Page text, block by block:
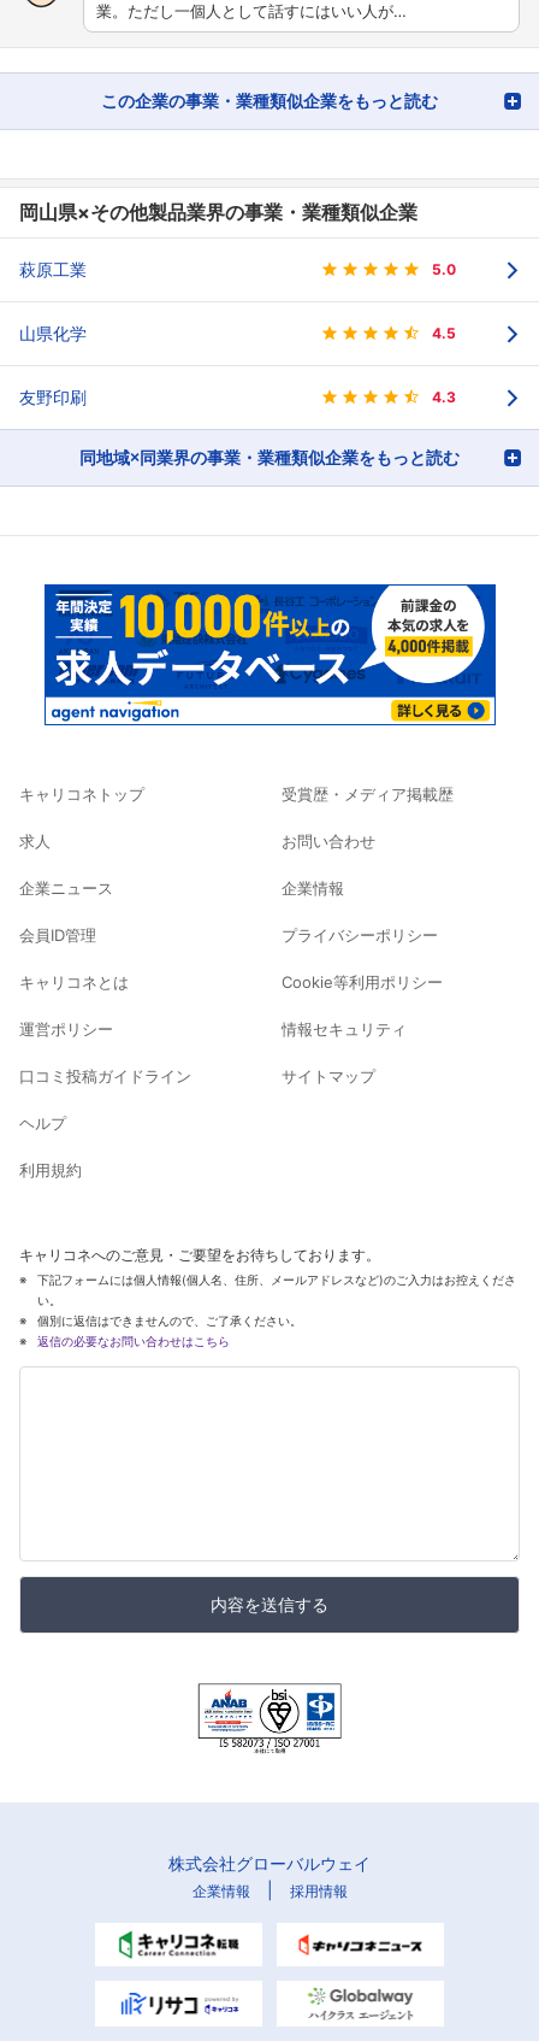
業。ただし一個人として話すにはいい人が…
この企業の事業・業種類似企業をもっと読む
岡山県×その他製品業界の事業・業種類似企業
萩原工業 5.0
山県化学 4.5
友野印刷 4.3
同地域×同業界の事業・業種類似企業をもっと読む
キャリコネトップ
求人
企業ニュース
会員ID管理
キャリコネとは
運営ポリシー
口コミ投稿ガイドライン
ヘルプ
利用規約
受賞歴・メディア掲載歴
お問い合わせ
企業情報
プライバシーポリシー
Cookie等利用ポリシー
情報セキュリティ
サイトマップ
キャリコネへのご意見・ご要望をお待ちしております。
下記フォームには個人情報(個人名、住所、メールアドレスなど)のご入力はお控えくださ
い。
個別に返信はできませんので、ご了承ください。
返信の必要なお問い合わせはこちら
内容を送信する
株式会社グローバルウェイ
企業情報 採用情報